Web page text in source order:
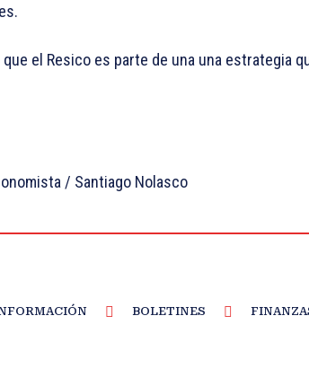
que el Resico es parte de una una estrategia
/ Santiago Nolasco
BOLETINES